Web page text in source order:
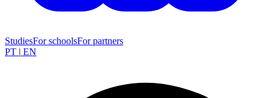
StudiesFor schoolsFor partners
PT | EN